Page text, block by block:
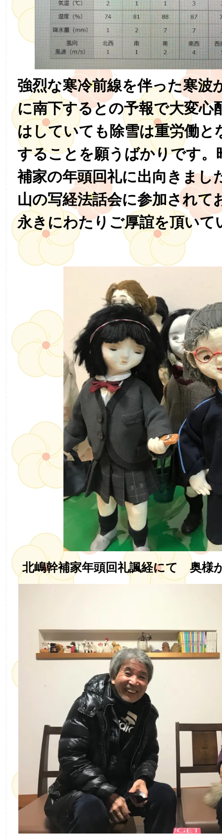
強烈な寒冷前線を伴った寒波
に南下するとの予報で大変心
はしていても除雪は重労働と
することを願うばかりです。
補家の年頭回礼に出向きまし
山の写経法話会に参加されて
永きにわたりご厚誼を頂いて
北嶋幹補家年頭回礼諷経にて 奥様